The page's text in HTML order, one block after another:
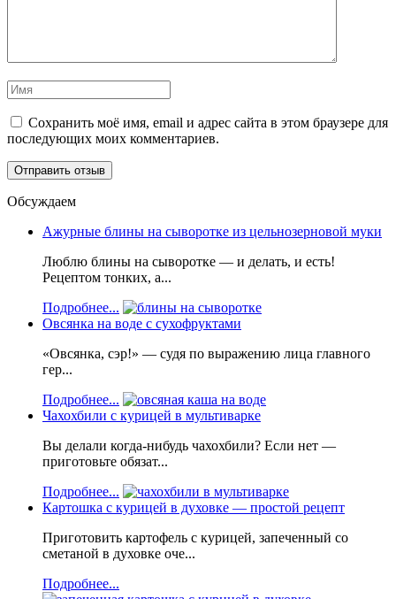
Сохранить моё имя, email и адрес сайта в этом браузере для
последующих моих комментариев.
Обсуждаем
Ажурные блины на сыворотке из цельнозерновой муки
Люблю блины на сыворотке — и делать, и есть!
Рецептом тонких, а...
Подробнее...
Овсянка на воде с сухофруктами
«Овсянка, сэр!» — судя по выражению лица главного
гер...
Подробнее...
Чахохбили с курицей в мультиварке
Вы делали когда-нибудь чахохбили? Если нет —
приготовьте обязат...
Подробнее...
Картошка с курицей в духовке — простой рецепт
Приготовить картофель с курицей, запеченный со
сметаной в духовке оче...
Подробнее...